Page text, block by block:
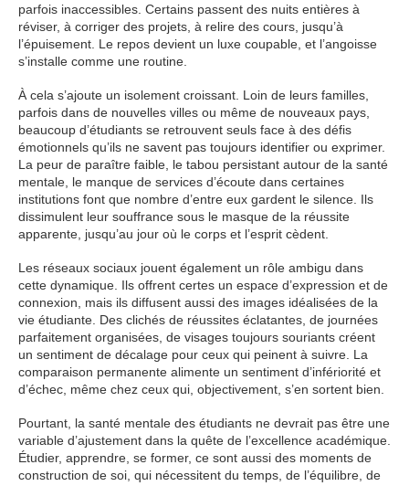
parfois inaccessibles. Certains passent des nuits entières à
réviser, à corriger des projets, à relire des cours, jusqu’à
l’épuisement. Le repos devient un luxe coupable, et l’angoisse
s’installe comme une routine.
À cela s’ajoute un isolement croissant. Loin de leurs familles,
parfois dans de nouvelles villes ou même de nouveaux pays,
beaucoup d’étudiants se retrouvent seuls face à des défis
émotionnels qu’ils ne savent pas toujours identifier ou exprimer.
La peur de paraître faible, le tabou persistant autour de la santé
mentale, le manque de services d’écoute dans certaines
institutions font que nombre d’entre eux gardent le silence. Ils
dissimulent leur souffrance sous le masque de la réussite
apparente, jusqu’au jour où le corps et l’esprit cèdent.
Les réseaux sociaux jouent également un rôle ambigu dans
cette dynamique. Ils offrent certes un espace d’expression et de
connexion, mais ils diffusent aussi des images idéalisées de la
vie étudiante. Des clichés de réussites éclatantes, de journées
parfaitement organisées, de visages toujours souriants créent
un sentiment de décalage pour ceux qui peinent à suivre. La
comparaison permanente alimente un sentiment d’infériorité et
d’échec, même chez ceux qui, objectivement, s’en sortent bien.
Pourtant, la santé mentale des étudiants ne devrait pas être une
variable d’ajustement dans la quête de l’excellence académique.
Étudier, apprendre, se former, ce sont aussi des moments de
construction de soi, qui nécessitent du temps, de l’équilibre, de